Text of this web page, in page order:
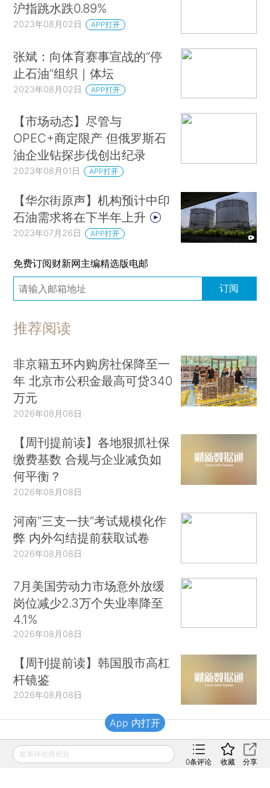
沪指跳水跌0.89%
2023年08月02日 APP打开
张斌：向体育赛事宣战的“停
止石油”组织｜体坛
2023年08月02日 APP打开
【市场动态】尽管与
OPEC+商定限产 但俄罗斯石
油企业钻探步伐创出纪录
2023年08月01日 APP打开
【华尔街原声】机构预计中印
石油需求将在下半年上升
2023年07月26日 APP打开
免费订阅财新网主编精选版电邮
订阅
推荐阅读
非京籍五环内购房社保降至一
年 北京市公积金最高可贷340
万元
2026年08月08日
【周刊提前读】各地狠抓社保
缴费基数 合规与企业减负如
何平衡？
2026年08月08日
河南“三支一扶”考试规模化作
弊 内外勾结提前获取试卷
2026年08月08日
7月美国劳动力市场意外放缓
岗位减少2.3万个失业率降至
4.1%
2026年08月08日
【周刊提前读】韩国股市高杠
杆镜鉴
2026年08月08日
财新移动
发表评论得积分
0条评论 收藏 分享
App 内打开